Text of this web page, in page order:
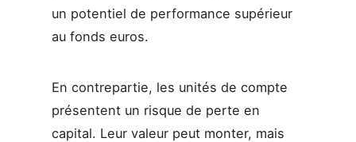
un potentiel de performance supérieur
au fonds euros.
En contrepartie, les unités de compte
présentent un risque de perte en
capital. Leur valeur peut monter, mais